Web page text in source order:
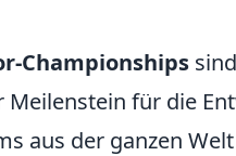
Championships
Meilenstein für die
aus der ganzen